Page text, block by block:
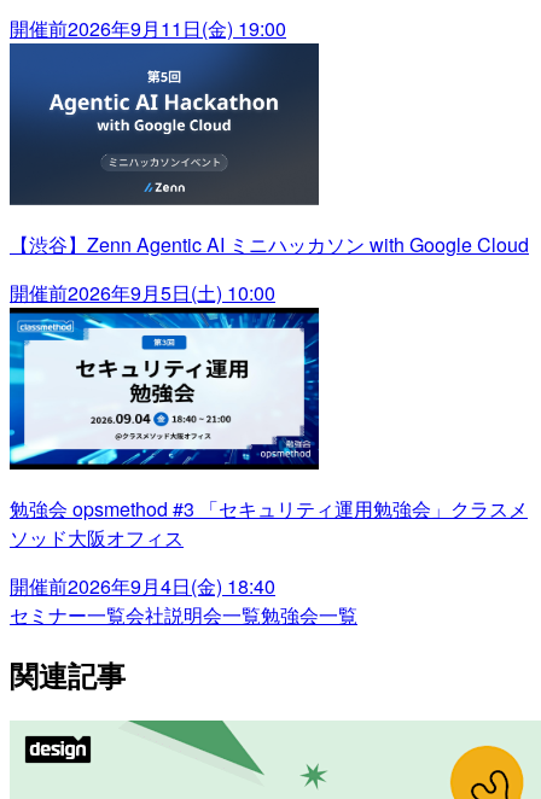
開催前2026年9月11日(金) 19:00
【渋谷】Zenn Agentic AI ミニハッカソン with Google Cloud
開催前2026年9月5日(土) 10:00
勉強会 opsmethod #3 「セキュリティ運用勉強会」クラスメ
ソッド大阪オフィス
開催前2026年9月4日(金) 18:40
セミナー一覧会社説明会一覧勉強会一覧
関連記事